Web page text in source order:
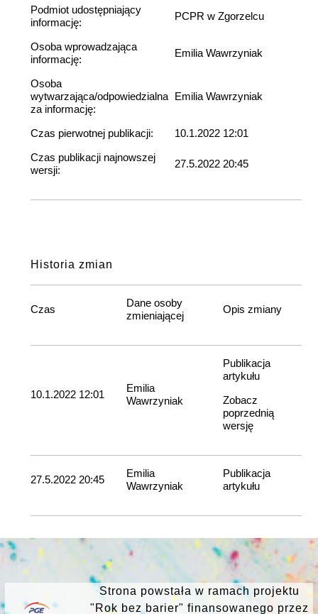
Podmiot udostępniający
informację:
PCPR w Zgorzelcu
Osoba wprowadzająca
informację:
Emilia Wawrzyniak
Osoba
wytwarzająca/odpowiedzialna
za informację:
Emilia Wawrzyniak
Czas pierwotnej publikacji:
10.1.2022 12:01
Czas publikacji najnowszej
wersji:
27.5.2022 20:45
Historia zmian
Czas
Dane osoby
zmieniającej
Opis zmiany
10.1.2022 12:01
Emilia
Wawrzyniak
Publikacja
artykułu
Zobacz
poprzednią
wersję
27.5.2022 20:45
Emilia
Wawrzyniak
Publikacja
artykułu
Strona powstała w ramach projektu
"Rok bez barier" finansowanego przez